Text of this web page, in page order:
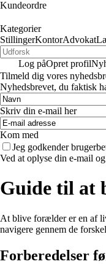
Kundeordre
Kategorier
StillingerKontorAdvokat
Log påOpret profil
Tilmeld dig vores
Nyhedsbrevet, du faktisk
Skriv din e-mail her
Kom med
Jeg godkender
Ved at oplyse din e-mail
Guide til at
At blive forælder er en af
navigere gennem de
Forberedelser